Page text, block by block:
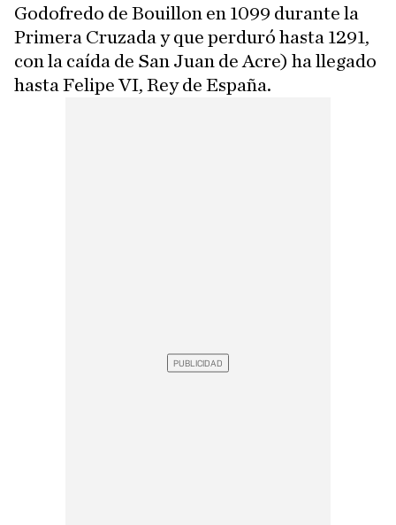
Godofredo de Bouillon en 1099 durante la
Primera Cruzada y que perduró hasta 1291,
con la caída de San Juan de Acre) ha llegado
hasta Felipe VI, Rey de España.